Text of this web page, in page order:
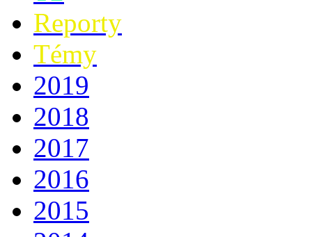
Reporty
Témy
2019
2018
2017
2016
2015